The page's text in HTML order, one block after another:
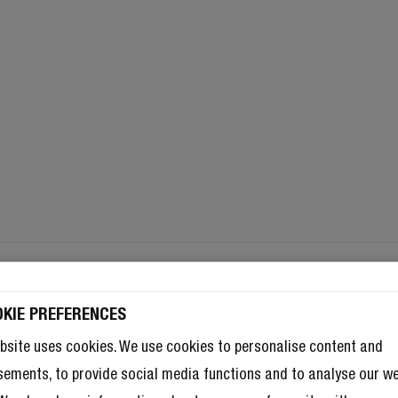
PREFERENCES
uses cookies. We use cookies to personalise content and
to provide social media functions and to analyse our
DI SCONTO SUL TUO
Abbonati alla newsletter per diventare un/a Ribelle